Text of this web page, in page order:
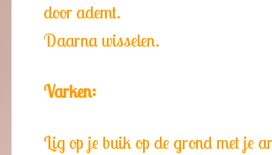
door ademt.
Daarna wisselen.
Varken:
Lig op je buik op de grond met je